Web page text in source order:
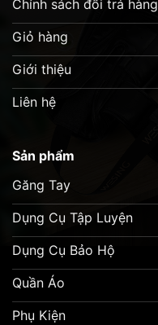
Chính sách đổi trả hàng
Giỏ hàng
Giới thiệu
Liên hệ
Sản phẩm
Găng Tay
Dụng Cụ Tập Luyện
Dụng Cụ Bảo Hộ
Quần Áo
Phụ Kiện